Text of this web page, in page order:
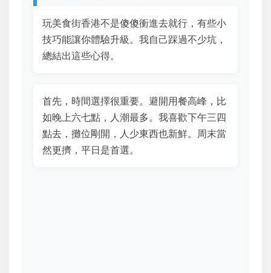
玩美食街香港不是傻傻衝進去就行，有些小
技巧能讓你體驗升級。我自己踩過不少坑，
總結出這些心得。
首先，時間選擇很重要。避開用餐高峰，比
如晚上六七點，人潮最多。我喜歡下午三四
點去，攤位剛開，人少東西也新鮮。周末當
然更擠，平日是首選。